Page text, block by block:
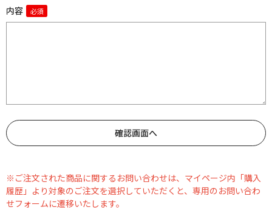
内容
※ご注文された商品に関するお問い合わせは、マイページ内「購入
履歴」より対象のご注文を選択していただくと、専用のお問い合わ
せフォームに遷移いたします。